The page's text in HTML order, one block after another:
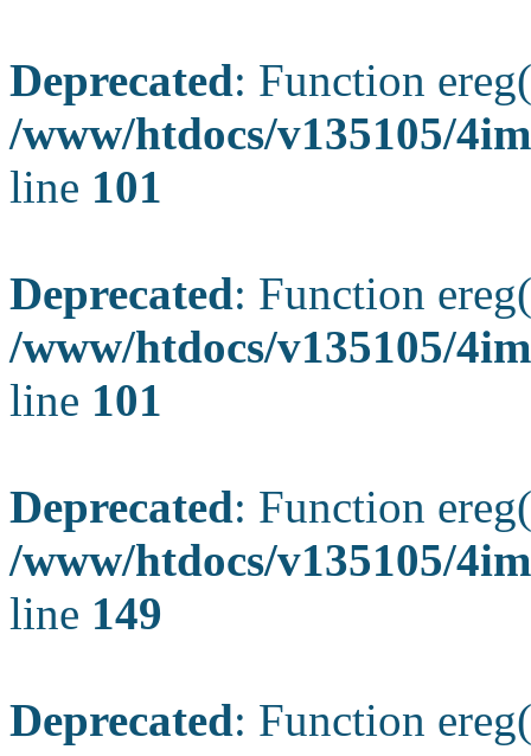
Deprecated: Function
/www/htdocs/v135105/
line 101
Deprecated: Function
/www/htdocs/v135105/
line 101
Deprecated: Function
/www/htdocs/v135105/
line 149
Deprecated: Function